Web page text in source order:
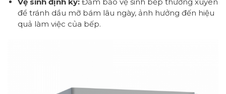
để tránh dầu mỡ bám lâu ngày, ảnh hưởng đến hiệu
quả làm việc của bếp.